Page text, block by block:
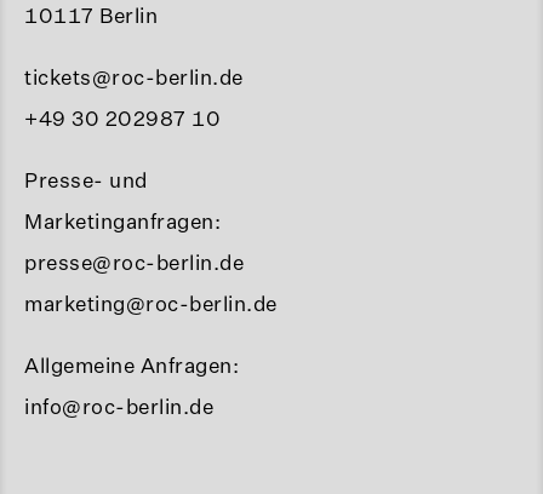
10117 Berlin
tickets@roc-berlin.de
+49 30 202987 10
Presse- und
Marketinganfragen:
presse@roc-berlin.de
marketing@roc-berlin.de
Allgemeine Anfragen:
info@roc-berlin.de